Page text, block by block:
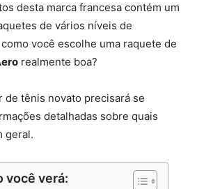
desta marca francesa contém um
de vários níveis de
você escolhe uma raquete de
realmente boa?
de tênis novato precisará se
detalhadas sobre quais
geral.
você verá: